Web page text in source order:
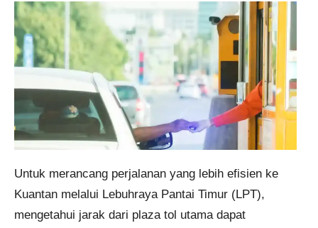
Untuk merancang perjalanan yang lebih efisien ke
Kuantan melalui Lebuhraya Pantai Timur (LPT),
mengetahui jarak dari plaza tol utama dapat